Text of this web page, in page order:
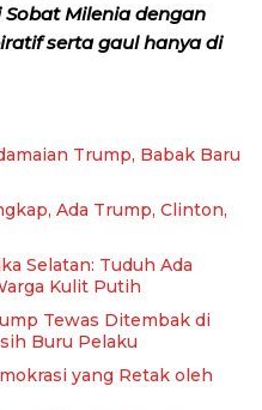
Milenia dengan
serta gaul hanya di
Trump, Babak Baru
Ada Trump, Clinton,
Selatan: Tuduh Ada
Kulit Putih
Tewas Ditembak di
Buru Pelaku
yang Retak oleh